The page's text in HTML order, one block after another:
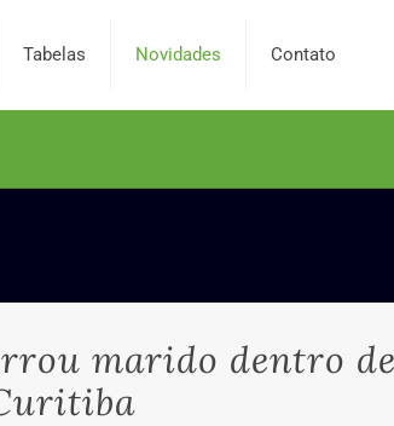
Tabelas Novidades Contato
marido dentro